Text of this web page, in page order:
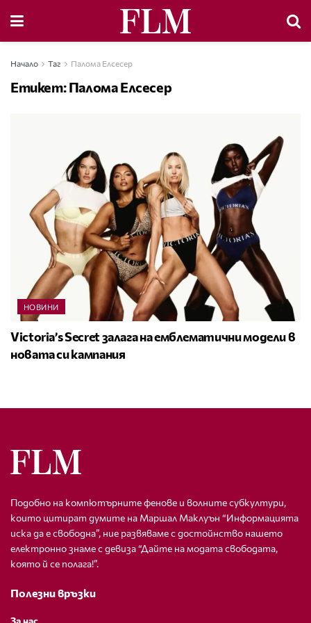
Начало Таг Палома Елсесер
Етикет:Палома Елсесер
НОВИНИ
Victoria’s Secret залага на емблематични модели в
новата си кампания
Подобно на компютърните фенове и волните субкултури,
които цитират думите на Маршал Маклуън “Информацията
иска да е свободна”, ние развяваме с достойнство нашето
електронно знаме с девиза “Дайте на модата свободата,
която й се полага!”.
Полезни връзки
За нас